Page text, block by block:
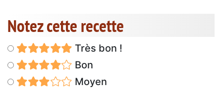
Notez cette recette
Très bon !
Bon
Moyen